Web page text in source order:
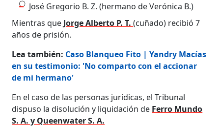
José Gregorio B. Z. (hermano de Verónica B.)
Mientras que Jorge Alberto P. T.(cuñado) recibió 7
años de prisión.
Lea también: Caso Blanqueo Fito | Yandry Macías
en su testimonio: 'No comparto con el accionar
de mi hermano'
En el caso de las personas jurídicas, el Tribunal
dispuso la disolución y liquidación de Ferro Mundo
S. A. y Queenwater S. A.